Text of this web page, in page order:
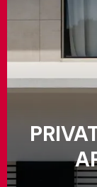
KONTAKTE